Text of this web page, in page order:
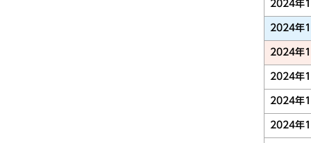
2024年
2024年
2024年
2024年
2024年
2024年